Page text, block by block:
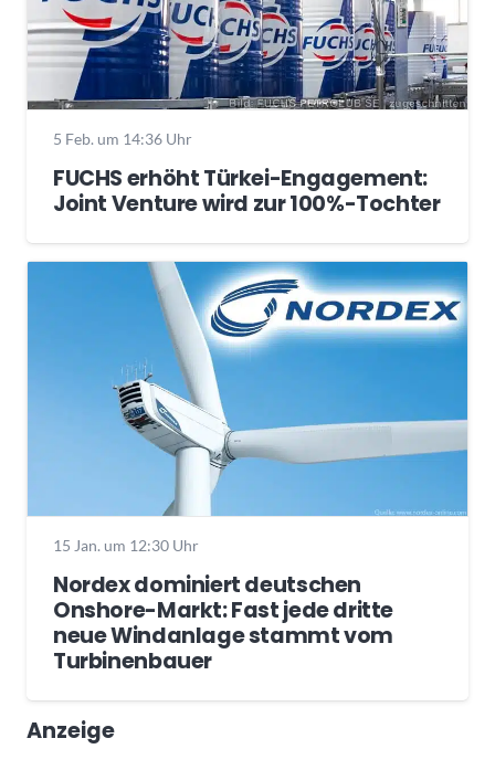
5 Feb. um 14:36 Uhr
FUCHS erhöht Türkei-Engagement:
Joint Venture wird zur 100%-Tochter
15 Jan. um 12:30 Uhr
Nordex dominiert deutschen
Onshore-Markt: Fast jede dritte
neue Windanlage stammt vom
Turbinenbauer
Anzeige